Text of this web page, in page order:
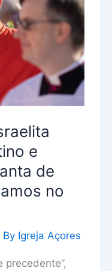
e
de
no
By Igreja Açores
precedente”,